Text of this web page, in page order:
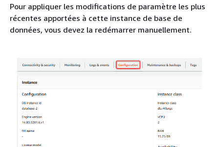
Pour appliquer les modifications de paramètre les plus
récentes apportées à cette instance de base de
données, vous devez la redémarrer manuellement.